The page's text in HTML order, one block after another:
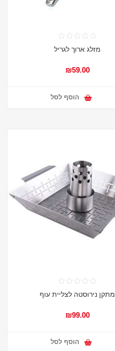
מזלג ארוך לגריל
₪59.00
הוסף לסל
מתקן נירוסטה לצליית עוף
₪99.00
הוסף לסל